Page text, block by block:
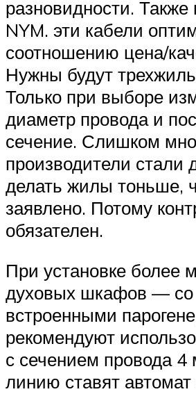
разновидности. Также
NYM. эти кабели
соотношению цена/
Нужны будут
Только при выборе
диаметр провода и
сечение. Слишком
производители стали
делать жилы тоньше,
заявлено. Потому
обязателен.
При установке более
духовых шкафов — со
встроенными
рекомендуют
с сечением провода
линию ставят